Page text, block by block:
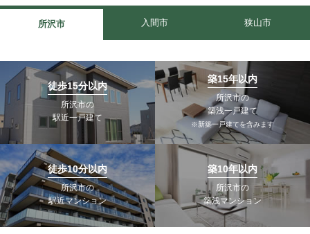
所沢市 入間市 狭山市
徒歩15分以内
所沢市の
駅近一戸建て
築15年以内
所沢市の
築浅一戸建て
※新築一戸建てを含みます
徒歩10分以内
所沢市の
駅近マンション
築10年以内
所沢市の
築浅マンション